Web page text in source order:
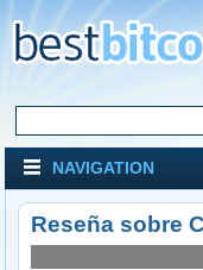
NAVIGATION
Reseña sobre